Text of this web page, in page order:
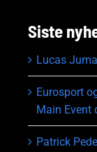
Siste
Lucas
Eurosport
Main Event
Patrick